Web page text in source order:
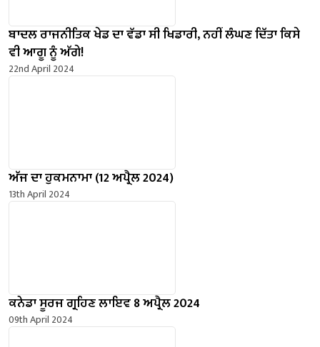
ਬਾਦਲ ਰਾਜਨੀਤਿਕ ਖੇਡ ਦਾ ਵੱਡਾ ਸੀ ਖਿਡਾਰੀ, ਨਹੀਂ ਲੰਘਣ ਦਿੱਤਾ ਕਿਸੇ
ਵੀ ਆਗੂ ਨੂੰ ਅੱਗੇ!
22nd April 2024
ਅੱਜ ਦਾ ਹੁਕਮਨਾਮਾ (12 ਅਪ੍ਰੈਲ 2024)
13th April 2024
ਕਨੇਡਾ ਸੂਰਜ ਗ੍ਰਹਿਣ ਲਾਇਵ 8 ਅਪ੍ਰੈਲ 2024
09th April 2024